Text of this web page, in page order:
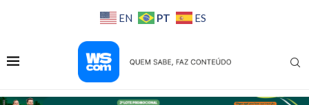
EN PT ES